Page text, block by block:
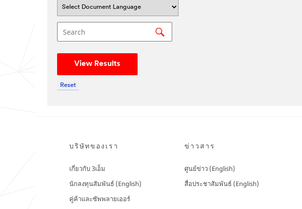
Search
View Results
Reset
บริษัทของเรา
เกี่ยวกับ 3เอ็ม
นักลงทุนสัมพันธ์ (English)
คู่ค้าและซัพพลายเออร์
ข่าวสาร
ศูนย์ข่าว (English)
สื่อประชาสัมพันธ์ (English)